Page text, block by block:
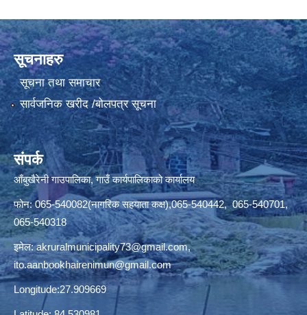
सूचनाहरु
सूचना तथा समाचार
सार्वजनिक खरीद /बोलपत्र सूचना
संपर्क
आँबुखैरेनी गाउपालिका, गाउँ कार्यपालिकाको कार्यालय
फोन: 065-540082(नागरिक सहयाता कक्ष),065-540442, 065-540701,
065-540318
इमेल:akruralmunicipality73@gmail.com,
ito.aanbookhairenimun@gmail.com
Longitude:27.909669